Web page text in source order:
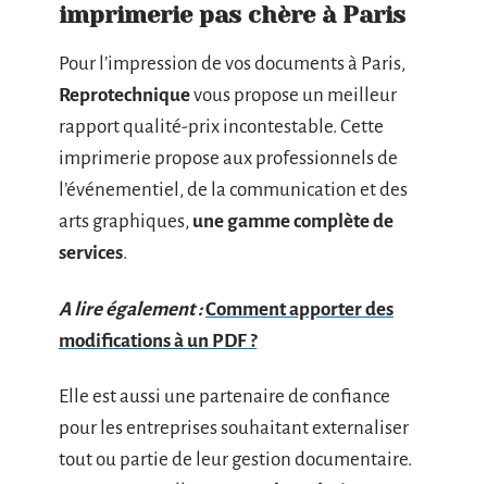
imprimerie pas chère à Paris
Pour l’impression de vos documents à Paris,
Reprotechniquevous propose un meilleur
rapport qualité-prix incontestable. Cette
imprimerie propose aux professionnels de
l’événementiel, de la communication et des
arts graphiques, une gamme complète de
services.
A lire également :Comment apporter des
modifications à un PDF ?
Elle est aussi une partenaire de confiance
pour les entreprises souhaitant externaliser
tout ou partie de leur gestion documentaire.